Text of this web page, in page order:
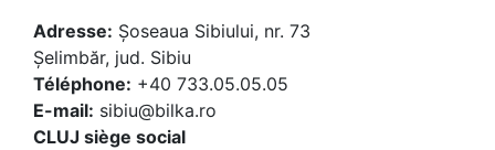
Adresse: Șoseaua Sibiului, nr. 73
Șelimbăr, jud. Sibiu
Téléphone: +40 733.05.05.05
E-mail: sibiu@bilka.ro
CLUJ siège social